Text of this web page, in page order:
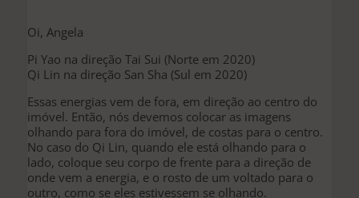
Oi, Angela
Pi Yao na direção Tai Sui (Norte em 2020)
Qi Lin na direção San Sha (Sul em 2020)
Essas energias vem de fora, em direção ao centro do
imóvel. Então, nós devemos colocar as imagens
olhando para fora do imóvel, de costas para o centro.
No caso do Qi Lin, quando ele está olhando para o
lado, coloque seu corpo de frente para a direção de
onde vem a energia, e o rosto de um voltado para o
outro, como se eles estivessem se olhando.